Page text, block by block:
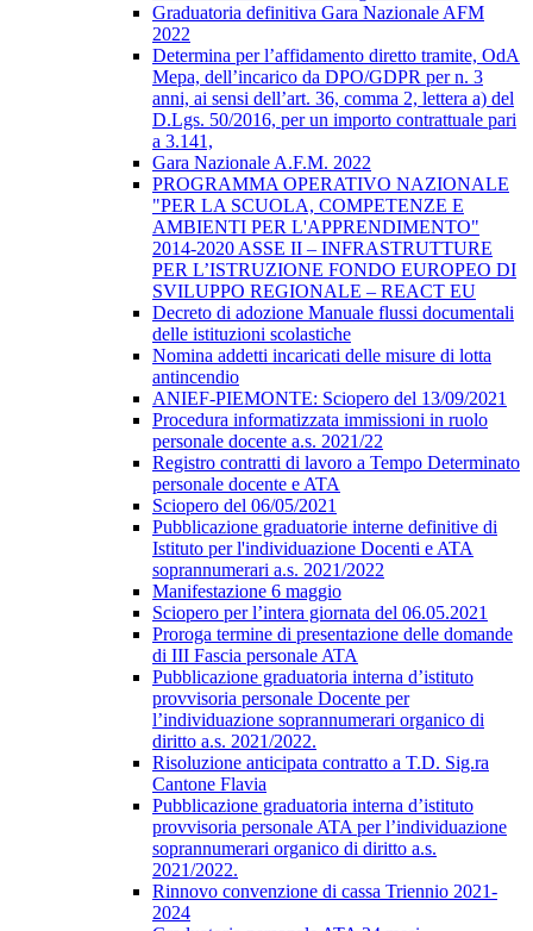
Graduatoria definitiva Gara Nazionale AFM
2022
Determina per l’affidamento diretto tramite, OdA
Mepa, dell’incarico da DPO/GDPR per n. 3
anni, ai sensi dell’art. 36, comma 2, lettera a) del
D.Lgs. 50/2016, per un importo contrattuale pari
a 3.141,
Gara Nazionale A.F.M. 2022
PROGRAMMA OPERATIVO NAZIONALE
"PER LA SCUOLA, COMPETENZE E
AMBIENTI PER L'APPRENDIMENTO"
2014-2020 ASSE II – INFRASTRUTTURE
PER L’ISTRUZIONE FONDO EUROPEO DI
SVILUPPO REGIONALE – REACT EU
Decreto di adozione Manuale flussi documentali
delle istituzioni scolastiche
Nomina addetti incaricati delle misure di lotta
antincendio
ANIEF-PIEMONTE: Sciopero del 13/09/2021
Procedura informatizzata immissioni in ruolo
personale docente a.s. 2021/22
Registro contratti di lavoro a Tempo Determinato
personale docente e ATA
Sciopero del 06/05/2021
Pubblicazione graduatorie interne definitive di
Istituto per l'individuazione Docenti e ATA
soprannumerari a.s. 2021/2022
Manifestazione 6 maggio
Sciopero per l’intera giornata del 06.05.2021
Proroga termine di presentazione delle domande
di III Fascia personale ATA
Pubblicazione graduatoria interna d’istituto
provvisoria personale Docente per
l’individuazione soprannumerari organico di
diritto a.s. 2021/2022.
Risoluzione anticipata contratto a T.D. Sig.ra
Cantone Flavia
Pubblicazione graduatoria interna d’istituto
provvisoria personale ATA per l’individuazione
soprannumerari organico di diritto a.s.
2021/2022.
Rinnovo convenzione di cassa Triennio 2021-
2024